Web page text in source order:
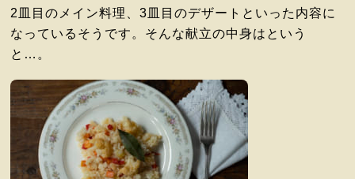
2皿目のメイン料理、3皿目のデザートといった内容に
なっているそうです。そんな献立の中身はという
と…。